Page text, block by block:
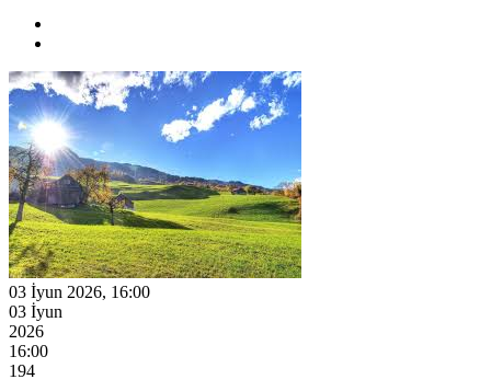
03 İyun 2026, 16:00
03 İyun
2026
16:00
194